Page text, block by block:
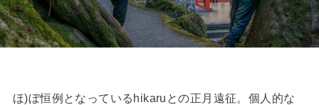
ほ)ぼ恒例となっているhikaruとの正月遠征。個人的な